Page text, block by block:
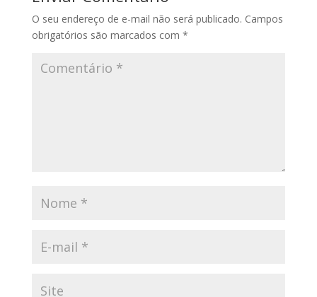
O seu endereço de e-mail não será publicado. Campos
obrigatórios são marcados com *